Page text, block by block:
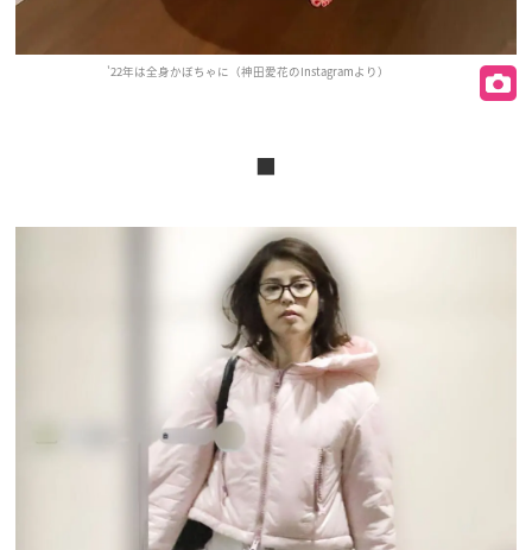
'22年は全身かぼちゃに（神田愛花のInstagramより）
■